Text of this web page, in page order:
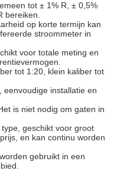
tot ± 1% R, ± 0,5%
bereiken.
op korte termijn kan
stroommeter in
voor totale meting en
tot 1:20, klein kaliber tot
eenvoudige installatie en
is niet nodig om gaten in
geschikt voor groot
en kan continu worden
gebruikt in een